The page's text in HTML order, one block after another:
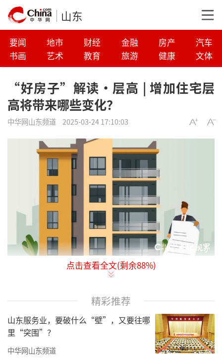
山东
要闻 地市 财经 金融 房产
汽车
书画
艺术 教育 旅游 健康 文体
“好房子”解读·层高 | 增加住宅层
高将带来哪些变化？
中华网山东频道 2025-03-24 17:10:03
当住宅空间实现“立体生长”，居住品质
“更大的窗户”“更高的天花板”“更开
阔的空间”……层高的增加，对于住宅舒适性
的提升有着重要意义。
点击查看全文(剩余88%)
精彩推荐
山东服务业，要破什么“壁”，又要往哪
里“突围”？
中华网山东频道